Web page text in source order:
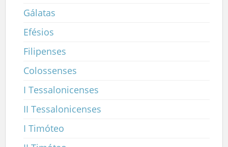
Gálatas
Efésios
Filipenses
Colossenses
I Tessalonicenses
II Tessalonicenses
I Timóteo